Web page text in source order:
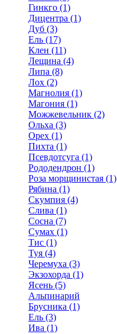
Гинкго (1)
Дицентра (1)
Дуб (3)
Ель (17)
Клен (11)
Лещина (4)
Липа (8)
Лох (2)
Магнолия (1)
Магония (1)
Можжевельник (2)
Ольха (3)
Орех (1)
Пихта (1)
Псевдотсуга (1)
Рододендрон (1)
Роза морщинистая (1)
Рябина (1)
Скумпия (4)
Слива (1)
Сосна (7)
Сумах (1)
Тис (1)
Туя (4)
Черемуха (3)
Экзохорда (1)
Ясень (5)
Альпинарий
Брусника (1)
Ель (3)
Ива (1)